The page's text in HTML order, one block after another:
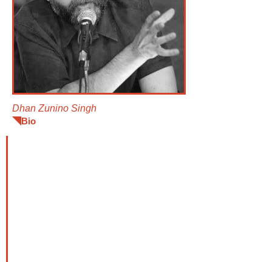
Dhan Zunino Singh
Bio